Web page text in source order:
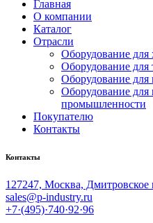
Главная
О компании
Каталог
Отрасли
Оборудование
Оборудование
Оборудование
Оборудование
промышленности
Покупателю
Контакты
Контакты
127247, Москва, Дмитровское
sales@p-industry.ru
+7·(495)·740·92·96